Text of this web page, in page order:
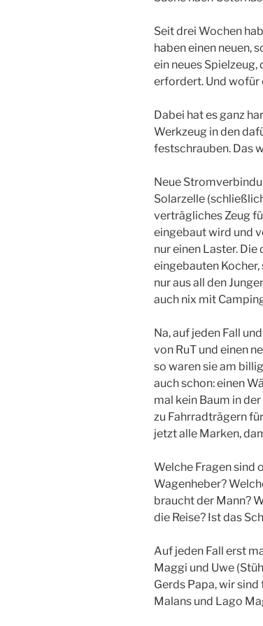
Seit drei Wochen
haben einen neuen,
ein neues
erfordert. Und wofür
Dabei hat es ganz
Werkzeug in den
festschrauben. Das
Neue
Solarzelle
verträgliches Zeug
eingebaut wird und
nur einen Laster.
eingebauten
nur aus all den
auch nix mit
Na, auf jeden Fall
von RuT und einen
so waren sie am
auch schon: einen
mal kein Baum in
zu Fahrradträgern
jetzt alle Marken,
Welche Fragen sind
Wagenheber?
braucht der Mann?
die Reise? Ist das
Auf jeden Fall erst
Maggi und Uwe
Gerds Papa, wir
Malans und Lago